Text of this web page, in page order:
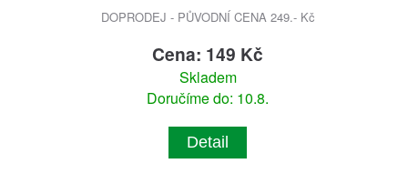
DOPRODEJ - PŮVODNÍ CENA 249.- Kč
Cena: 149 Kč
Skladem
Doručíme do: 10.8.
Detail